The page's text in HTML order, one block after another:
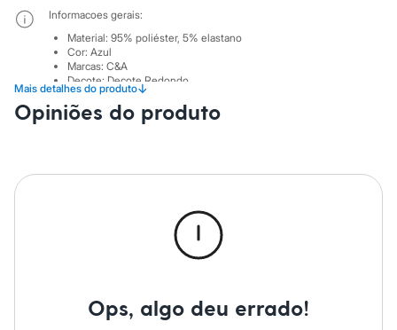
Moda íntima
Calcinhas
Cintas e Modeladores
Pijamas
Sutiãs e Tops
Moda praia
Biquínis
Plus size
Blusas e Camisetas
Mais detalhes do produto↓
Informacoes gerais:
Material: 95% poliéster, 5% elastano
Cor: Azul
Marcas: C&A
Decote: Decote Redondo
Manga : Manga longa
Tipo: Festa
Gênero
Feminino
Temperatura até 40º.
Passar em temperatura média.
Opiniões do produto
Ops, algo deu errado!